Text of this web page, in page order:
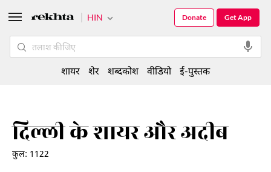
दिल्ली के शायर और अदीब
कुल: 1122
HIN Get App
Donate
शायर शेर शब्दकोश वीडियो ई-पुस्तक